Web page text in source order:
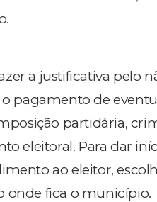
a justificativa pelo
pagamento de
partidária,
eleitoral. Para dar
ao eleitor,
onde fica o município.